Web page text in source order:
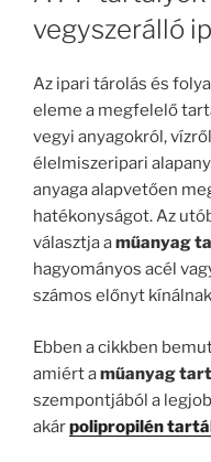
vegyszerálló
Az ipari tárolás és
eleme a megfelelő
vegyi anyagokról,
élelmiszeripari
anyaga alapvetően
hatékonyságot. Az
választja aműanyag
hagyományos acél
számos előnyt
Ebben a cikkben
amiért aműanyag
szempontjából a
akárpolipropilén